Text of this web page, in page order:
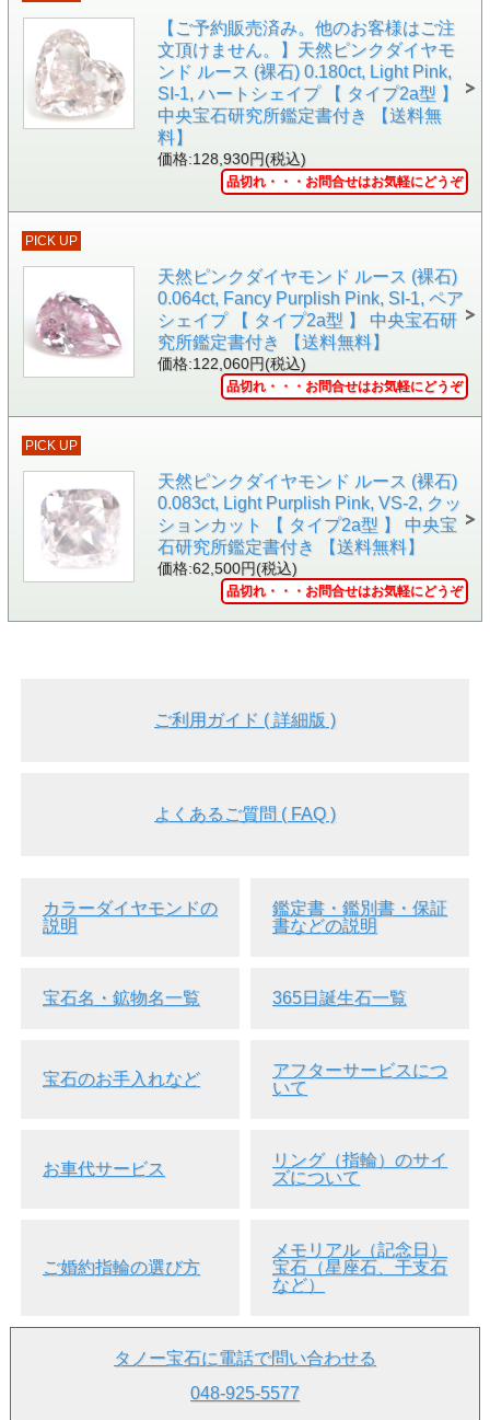
画像中央の三角部分をクリックすると動画をご覧いただけま
す。
▲側面画像
▲AGTジェムラボラトリー ソーティング画像
【ご予約販売済み。他のお客様はご注
文頂けません。】天然ピンクダイヤモ
ンド ルース (裸石) 0.180ct, Light Pink,
SI-1, ハートシェイプ 【 タイプ2a型 】
中央宝石研究所鑑定書付き 【送料無
料】
価格:128,930円(税込)
品切れ・・・お問合せはお気軽にどうぞ
PICK UP
天然ピンクダイヤモンド ルース (裸石)
0.064ct, Fancy Purplish Pink, SI-1, ペア
シェイプ 【 タイプ2a型 】 中央宝石研
究所鑑定書付き 【送料無料】
価格:122,060円(税込)
品切れ・・・お問合せはお気軽にどうぞ
PICK UP
天然ピンクダイヤモンド ルース (裸石)
0.083ct, Light Purplish Pink, VS-2, クッ
ションカット 【 タイプ2a型 】 中央宝
石研究所鑑定書付き 【送料無料】
価格:62,500円(税込)
品切れ・・・お問合せはお気軽にどうぞ
ご利用ガイド ( 詳細版 )
よくあるご質問 ( FAQ )
カラーダイヤモンドの
説明
鑑定書・鑑別書・保証
書などの説明
宝石名・鉱物名一覧 365日誕生石一覧
宝石のお手入れなど
アフターサービスにつ
いて
お車代サービス
リング（指輪）のサイ
ズについて
ご婚約指輪の選び方
メモリアル（記念日）
宝石（星座石、干支石
など）
タノー宝石に電話で問い合わせる
048-925-5577